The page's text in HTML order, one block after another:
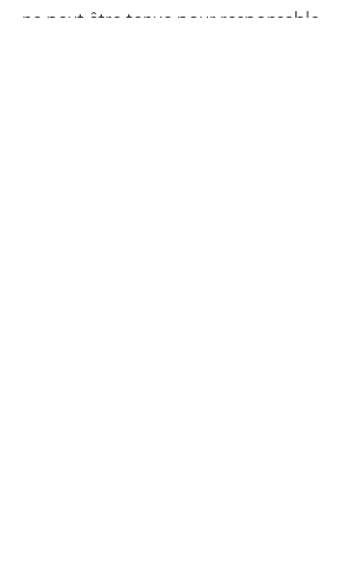
ne peut être tenue pour responsable